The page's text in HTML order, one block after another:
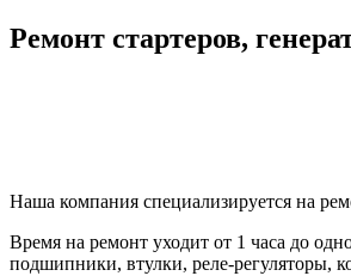
Ремонт стартеров,
Наша компания специализируется на
Время на ремонт уходит от 1 часа до
подшипники, втулки, реле-регуляторы,